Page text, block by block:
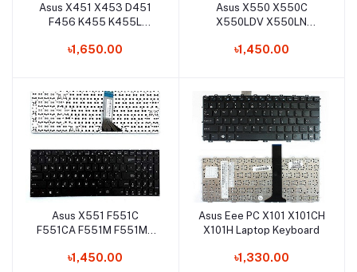
Add to cart
Asus X451 X453 D451
F456 K455 K455L
X455LD A455 A456U
৳1,650.00
Add to cart
Asus X550 X550C
X550LDV X550LN
X550CC X550CL Laptop
৳1,450.00
Add to cart
Asus X551 F551C
F551CA F551M F551MA
X551MA Laptop
৳1,450.00
Add to cart
Asus Eee PC X101 X101CH
X101H Laptop Keyboard
৳1,330.00